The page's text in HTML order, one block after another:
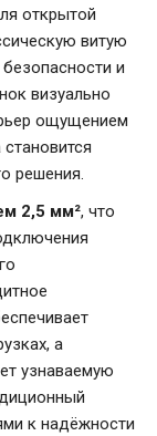
открытой
витую
и
визуально
ощущением
решения.
2,5 мм², что
а
узнаваемую
к надёжности